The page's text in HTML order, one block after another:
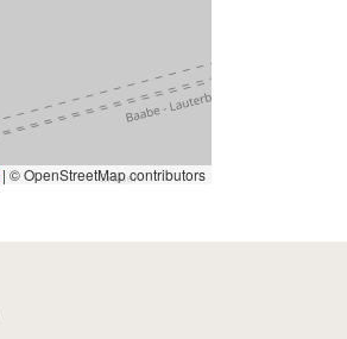
| © OpenStreetMap contributors